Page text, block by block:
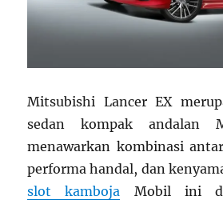
Mitsubishi Lancer EX
sedan kompak andalan
menawarkan kombinasi
performa handal, dan
slot kamboja Mobil ini